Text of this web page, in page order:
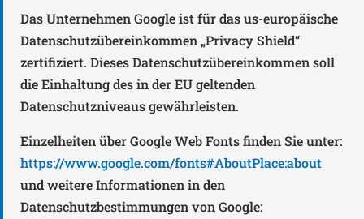
Das Unternehmen Google ist für das us-europäische
Datenschutzübereinkommen „Privacy Shield“
zertifiziert. Dieses Datenschutzübereinkommen soll
die Einhaltung des in der EU geltenden
Datenschutzniveaus gewährleisten.
Einzelheiten über Google Web Fonts finden Sie unter:
https://www.google.com/fonts#AboutPlace:about
und weitere Informationen in den
Datenschutzbestimmungen von Google: